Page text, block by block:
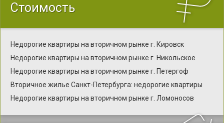
Стоимость
Недорогие квартиры на вторичном рынке г. Кировск
Недорогие квартиры на вторичном рынке г. Никольское
Недорогие квартиры на вторичном рынке г. Петергоф
Вторичное жилье Санкт-Петербурга: недорогие квартиры
Недорогие квартиры на вторичном рынке г. Ломоносов